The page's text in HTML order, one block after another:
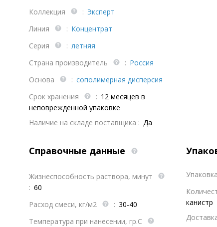
Коллекция
: Эксперт
Линия
: Концентрат
Серия
: летняя
Страна производитель
: Россия
Основа
: сополимерная дисперсия
Срок хранения
: 12 месяцев в
неповрежденной упаковке
Наличие на складе поставщика : Да
Справочные данные
Жизнеспособность раствора, минут
: 60
Расход смеси, кг/м2
: 30-40
Температура при нанесении, гр.С
канистр